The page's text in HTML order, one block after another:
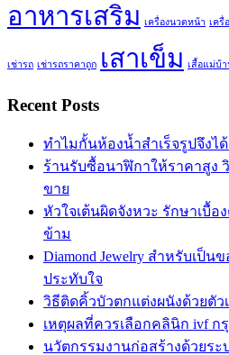
อาหารเสริม เครื่องนวดหน้า เครื่
เช่ารถ เช่ารถราคาถูก เสาเข็ม เสื้อแม่บ้า
Recent Posts
ทำไมกั้นห้องน้ำสำเร็จรูปจึงไ
ร้านรับซื้อนาฬิกาให้ราคาสูง
ขาย
หัวใจเต้นผิดจังหวะ รักษาเบื้อ
ข้าม
Diamond Jewelry สำหรับเป็
ประทับใจ
วิธีติดคิ้วบัวตกแต่งผนังด้วยตั
เหตุผลที่ควรเลือกคลินิก ivf ก
นวัตกรรมงานก่อสร้างด้วยระบ